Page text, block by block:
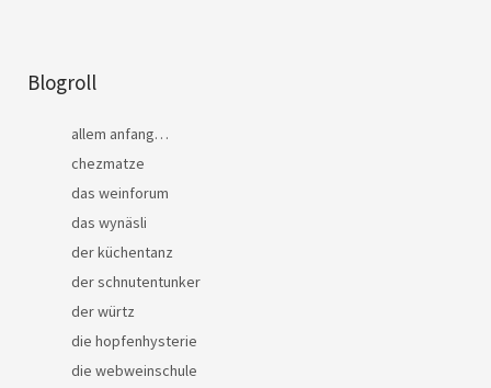
Blogroll
allem anfang…
chezmatze
das weinforum
das wynäsli
der küchentanz
der schnutentunker
der würtz
die hopfenhysterie
die webweinschule